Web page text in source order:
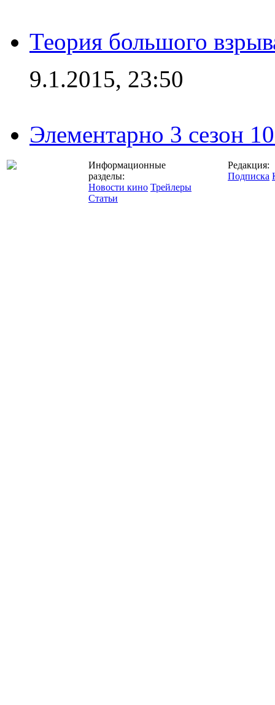
Теория большого
9.1.2015, 23:50
Элементарно 3 сезон
Информационные
разделы:
Новости кино Трейлеры
Статьи
Редакция:
Подписка